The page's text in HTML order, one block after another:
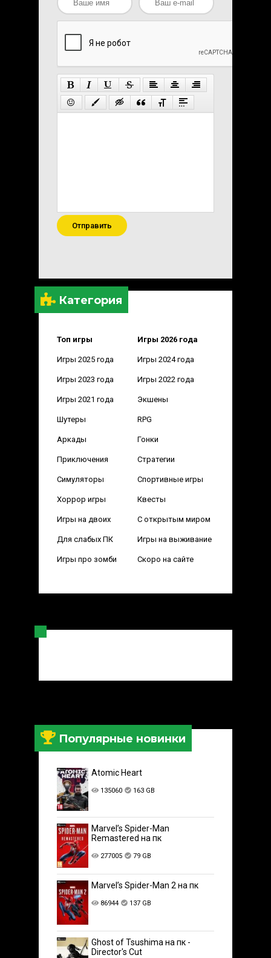
Категория
Топ игры Игры 2026 года
Игры 2025 года Игры 2024 года
Игры 2023 года Игры 2022 года
Игры 2021 года Экшены
Шутеры RPG
Аркады Гонки
Приключения Стратегии
Симуляторы Спортивные игры
Хоррор игры Квесты
Игры на двоих С открытым миром
Для слабых ПК Игры на выживание
Игры про зомби Скоро на сайте
Популярные новинки
Atomic Heart
135060 163 GB
Marvel’s Spider-Man
Remastered на пк
277005 79 GB
Marvel’s Spider-Man 2 на пк
86944 137 GB
Ghost of Tsushima на пк -
Director's Cut
Отправить